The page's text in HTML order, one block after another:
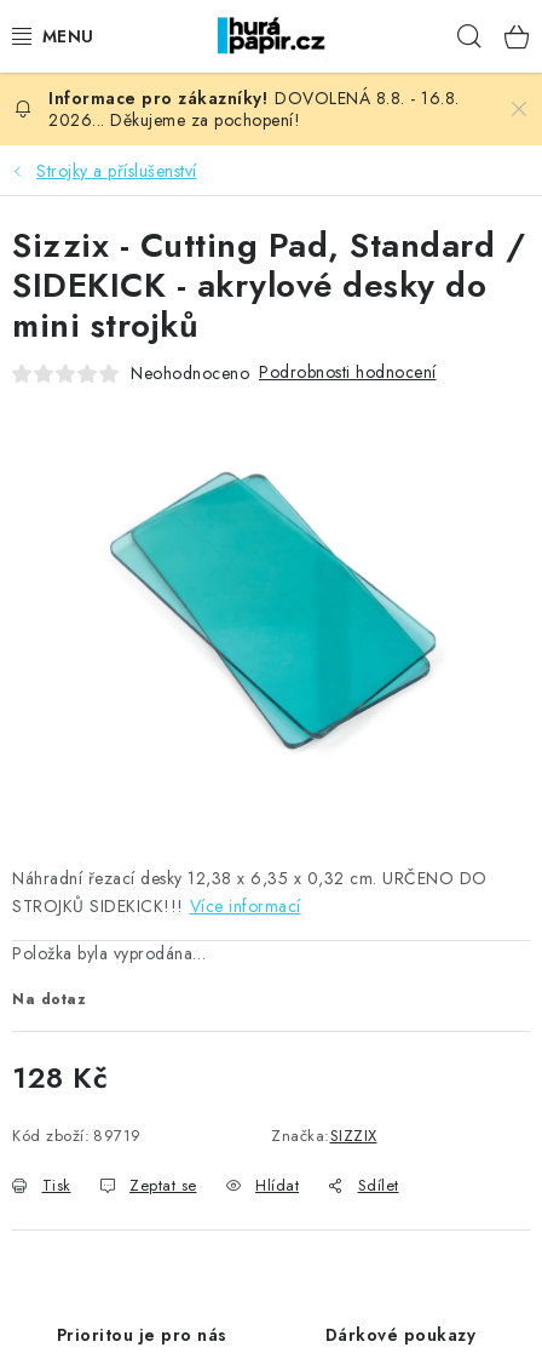
na
NOVINKY
HURÁ DÍLNA
VŠECHNO ZBOŽÍ
KNIHAŘSKÝ MATERIÁL
MOJE OBJEDNÁVKA
Moje objednávka
Oblíbené ♥️
Obchodní podmínky
Podmínky ochrany osobních údajů
Ověřování recenzí
DOVOLENÁ 8.8. - 16.8.
2026... Děkujeme za pochopení!
Strojky a příslušenství
Náhradní řezací desky 12,38 x 6,35 x 0,32 cm. URČENO DO
STROJKŮ SIDEKICK!!! Více informací
Položka byla vyprodána…
Na dotaz
128 Kč
Kód zboží: 89719 Značka:SIZZIX
Tisk Zeptat se Hlídat Sdílet
Sizzix - Cutting Pad, Standard /
SIDEKICK - akrylové desky do
mini strojků
Neohodnoceno Podrobnosti hodnocení
Prioritou je pro nás Dárkové poukazy